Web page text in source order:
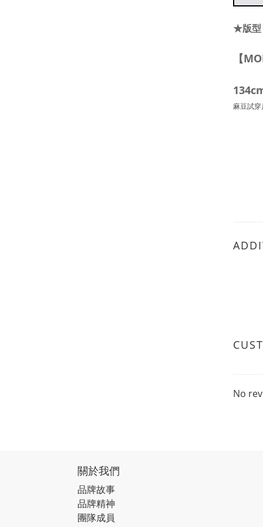
★版型
【
麻豆試
No
關於我們
品牌故事
品牌精神
團隊成員